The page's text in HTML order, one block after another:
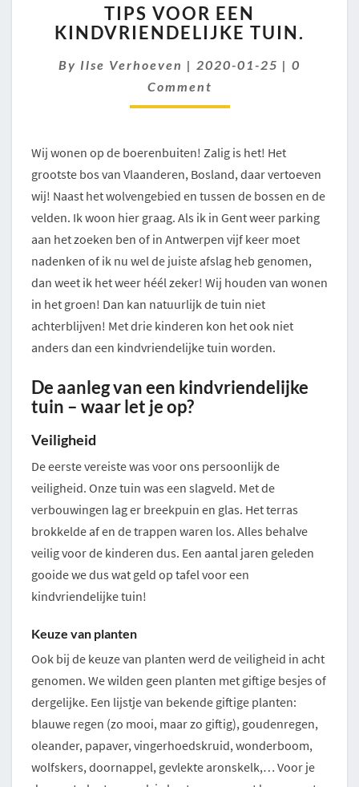
VOOR
EEN
TUIN.
TIPS VOOR EEN
KINDVRIENDELIJKE TUIN.
By Ilse Verhoeven | 2020-01-25 | 0
Comment
Wij wonen op de boerenbuiten! Zalig is het! Het
grootste bos van Vlaanderen, Bosland, daar vertoeven
wij! Naast het wolvengebied en tussen de bossen en de
velden. Ik woon hier graag. Als ik in Gent weer parking
aan het zoeken ben of in Antwerpen vijf keer moet
nadenken of ik nu wel de juiste afslag heb genomen,
dan weet ik het weer héél zeker! Wij houden van wonen
in het groen! Dan kan natuurlijk de tuin niet
achterblijven! Met drie kinderen kon het ook niet
anders dan een kindvriendelijke tuin worden.
De aanleg van een kindvriendelijke
tuin – waar let je op?
Veiligheid
De eerste vereiste was voor ons persoonlijk de
veiligheid. Onze tuin was een slagveld. Met de
verbouwingen lag er breekpuin en glas. Het terras
brokkelde af en de trappen waren los. Alles behalve
veilig voor de kinderen dus. Een aantal jaren geleden
gooide we dus wat geld op tafel voor een
kindvriendelijke tuin!
Keuze van planten
Ook bij de keuze van planten werd de veiligheid in acht
genomen. We wilden geen planten met giftige besjes of
dergelijke. Een lijstje van bekende giftige planten:
blauwe regen (zo mooi, maar zo giftig), goudenregen,
oleander, papaver, vingerhoedskruid, wonderboom,
wolfskers, doornappel, gevlekte aronskelk,… Voor je